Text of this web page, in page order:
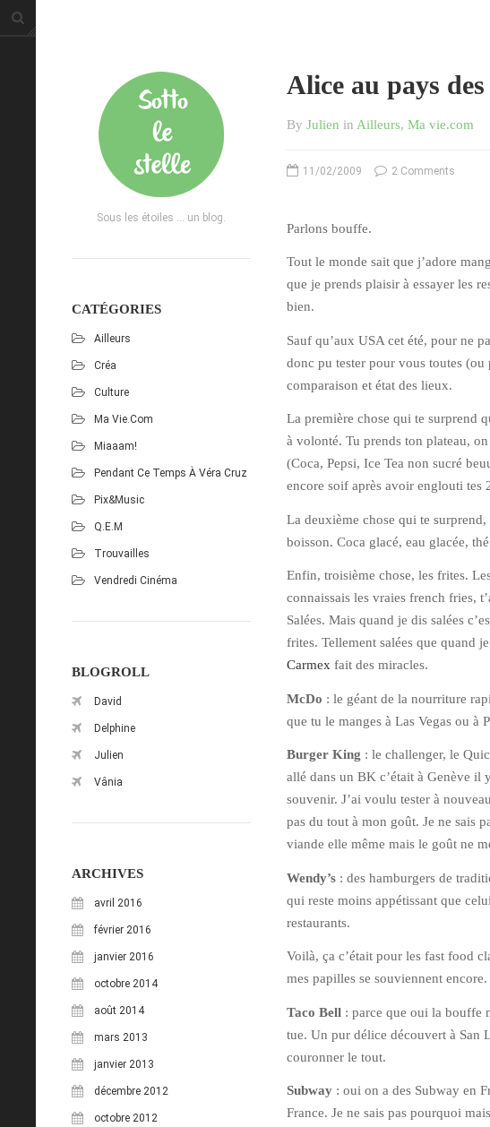
Sous les étoiles ... un blog.
CATÉGORIES
Ailleurs
Créa
Culture
Ma Vie.com
Miaaam!
Pendant Ce Temps À Véra Cruz
Pix&Music
Q.E.M
Trouvailles
Vendredi Cinéma
BLOGROLL
David
Delphine
Julien
Vânia
ARCHIVES
avril 2016
février 2016
janvier 2016
octobre 2014
août 2014
mars 2013
janvier 2013
décembre 2012
octobre 2012
Alice au pays
By Julien in Ailleurs, Ma vie.com
11/02/2009 2 Comments
Parlons bouffe.
Tout le monde sait que j’adore
que je prends plaisir à essayer les
bien.
Sauf qu’aux USA cet été, pour ne
donc pu tester pour vous toutes (ou
comparaison et état des lieux.
La première chose qui te surprend
à volonté. Tu prends ton plateau,
(Coca, Pepsi, Ice Tea non sucré
encore soif après avoir englouti tes
La deuxième chose qui te surprend,
boisson. Coca glacé, eau glacée,
Enfin, troisième chose, les frites.
connaissais les vraies french fries,
Salées. Mais quand je dis salées
frites. Tellement salées que quand
Carmex fait des miracles.
McDo : le géant de la nourriture
que tu le manges à Las Vegas ou à
Burger King : le challenger, le
allé dans un BK c’était à Genève il
souvenir. J’ai voulu tester à
pas du tout à mon goût. Je ne sais
viande elle même mais le goût ne
Wendy’s : des hamburgers de
qui reste moins appétissant que
restaurants.
Voilà, ça c’était pour les fast food
mes papilles se souviennent encore.
Taco Bell : parce que oui la bouffe
tue. Un pur délice découvert à San
couronner le tout.
Subway : oui on a des Subway en
France. Je ne sais pas pourquoi